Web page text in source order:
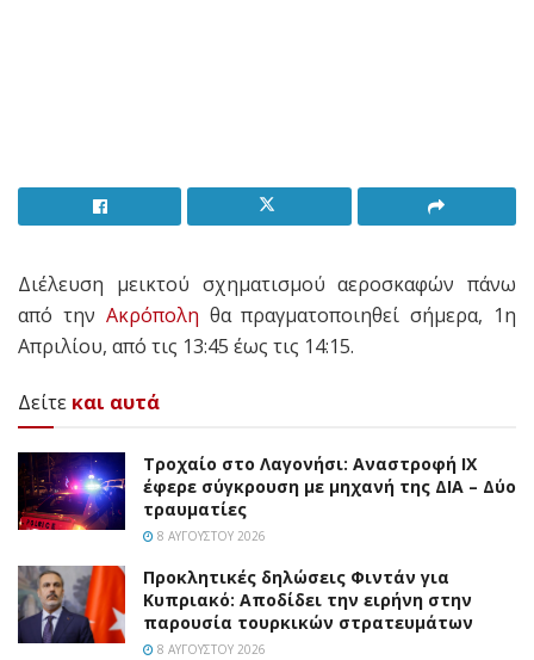
Διέλευση μεικτού σχηματισμού αεροσκαφών πάνω
από την Ακρόπολη θα πραγματοποιηθεί σήμερα, 1η
Απριλίου, από τις 13:45 έως τις 14:15.
Δείτε και αυτά
Τροχαίο στο Λαγονήσι: Αναστροφή ΙΧ
έφερε σύγκρουση με μηχανή της ΔΙΑ – Δύο
τραυματίες
8 ΑΥΓΟΎΣΤΟΥ 2026
Προκλητικές δηλώσεις Φιντάν για
Κυπριακό: Αποδίδει την ειρήνη στην
παρουσία τουρκικών στρατευμάτων
8 ΑΥΓΟΎΣΤΟΥ 2026